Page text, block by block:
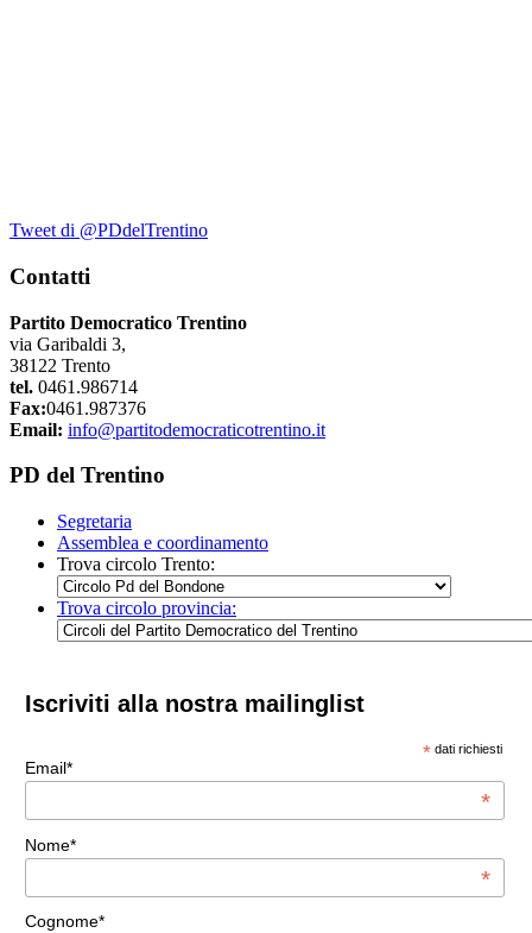
Tweet di @PDdelTrentino
Contatti
Partito Democratico Trentino
via Garibaldi 3,
38122 Trento
tel. 0461.986714
Fax:0461.987376
Email: info@partitodemocraticotrentino.it
PD del Trentino
Segretaria
Assemblea e coordinamento
Trova circolo Trento:
Trova circolo provincia:
Iscriviti alla nostra mailinglist
* dati richiesti
Email*
*
Nome*
*
Cognome*